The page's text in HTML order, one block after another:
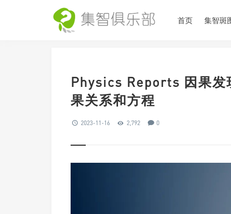
首页 集智斑
Physics Reports 因果发
果关系和方程
2023-11-16 2,792 0